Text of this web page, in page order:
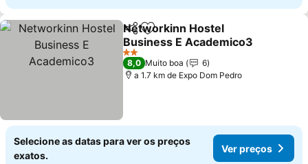
PartilharAdicionar aos favoritos
Networkinn Hostel
Business E Academico3
2 Estrelas
8,0 Muito boa
6
a 1.7 km de Expo Dom Pedro
Selecione as datas para ver os preços
exatos.
Ver preços